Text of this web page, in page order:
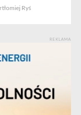
Ryś
REKLAMA